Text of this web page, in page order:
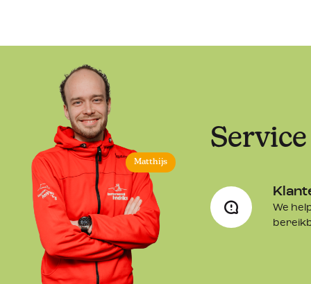
Matthijs
Service
We